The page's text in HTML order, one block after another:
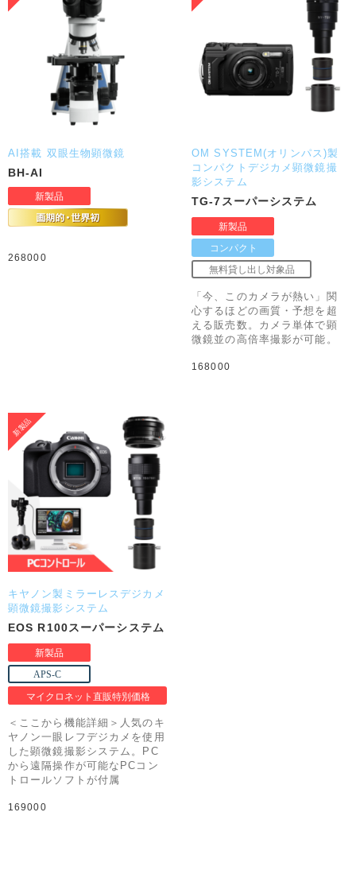
AI搭載 双眼生物顕微鏡
BH-AI
268000
OM SYSTEM(オリンパス)製
コンパクトデジカメ顕微鏡撮
影システム
TG-7スーパーシステム
「今、このカメラが熱い」関
心するほどの画質・予想を超
える販売数。カメラ単体で顕
微鏡並の高倍率撮影が可能。
168000
キヤノン製ミラーレスデジカメ
顕微鏡撮影システム
EOS R100スーパーシステム
＜ここから機能詳細＞人気のキ
ヤノン一眼レフデジカメを使用
した顕微鏡撮影システム。PC
から遠隔操作が可能なPCコン
トロールソフトが付属
169000